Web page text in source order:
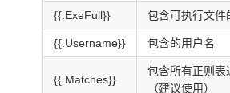
{{.ExeFull}} 包含可执行文件
{{.Username}} 包含的用户名
{{.Matches}}
包含所有正则表
（建议使用）